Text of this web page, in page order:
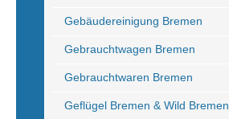
Gebäudereinigung Bremen
Gebrauchtwagen Bremen
Gebrauchtwaren Bremen
Geflügel Bremen & Wild Bremen